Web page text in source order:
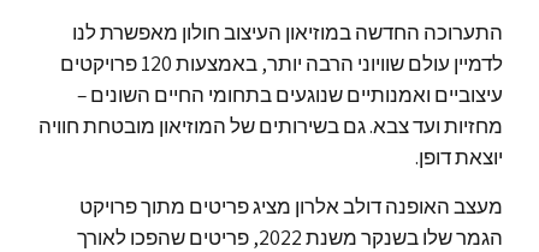
התערוכה החדשה במוזיאון העיצוב חולון מאפשרת לנו
לדמיין עולם שוויוני הרבה יותר, באמצעות 120 פרויקטים
עיצוביים ואמנותיים שנוגעים בתחומי החיים השונים –
מחזיות ועד צבא. גם בשירותים של המוזיאון מובטחת חוויה
יוצאת דופן.
מעצב האופנה דולב אלרון מציג פריטים מתוך פרויקט
הגמר שלו בשנקר משנת 2022, פריטים שהפכו לאורך